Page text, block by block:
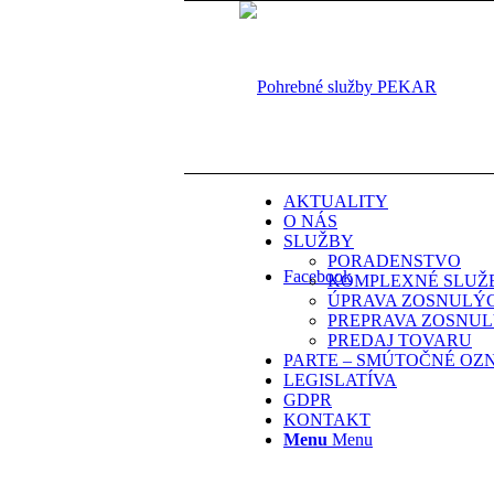
Facebook
AKTUALITY
O NÁS
SLUŽBY
PORADENSTVO
KOMPLEXNÉ
ÚPRAVA
PREPRAVA
PREDAJ TOVARU
PARTE – SMÚTOČNÉ
LEGISLATÍVA
GDPR
KONTAKT
Menu Menu